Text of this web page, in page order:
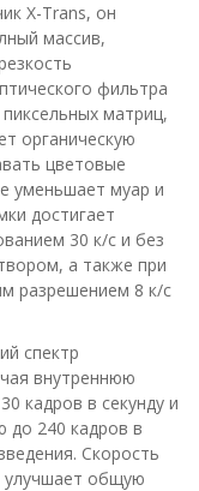
X-Trans, он
массив,
фильтра
матриц,
органическую
цветовые
уменьшает муар и
достигает
30 к/с и без
а также при
разрешением 8 к/с
спектр
внутреннюю
кадров в секунду и
до 240 кадров в
Скорость
улучшает общую